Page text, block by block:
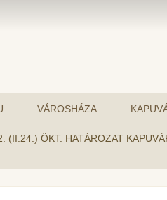
VÁROSHÁZA
(II.24.) ÖKT. HATÁROZAT